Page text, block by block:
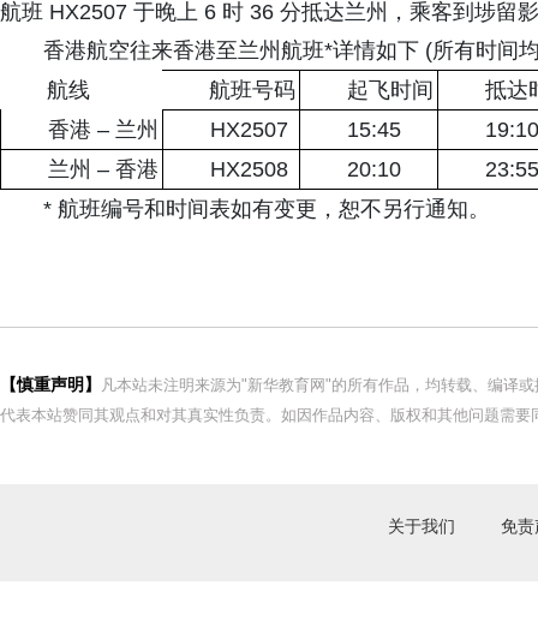
航班 HX2507 于晚上 6 时 36 分抵达兰州，乘客到埗留
香港航空往来香港至兰州航班*详情如下 (所有时间
航线
航班号码 起飞时间
抵达
香港 – 兰州
HX2507 15:45
19:10
兰州 – 香港
HX2508 20:10
23:55
* 航班编号和时间表如有变更，恕不另行通知。
【慎重声明】
凡本站未注明来源为"新华教育网"的所有作品，均转载、编译
代表本站赞同其观点和对其真实性负责。如因作品内容、版权和其他问题需
关于我们 免责